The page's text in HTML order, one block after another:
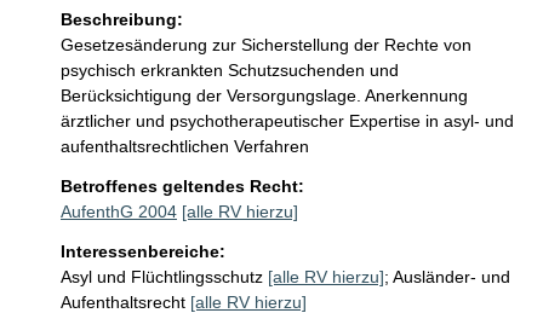
Beschreibung:
Gesetzesänderung zur Sicherstellung der Rechte von
psychisch erkrankten Schutzsuchenden und
Berücksichtigung der Versorgungslage. Anerkennung
ärztlicher und psychotherapeutischer Expertise in asyl- und
aufenthaltsrechtlichen Verfahren
Betroffenes geltendes Recht:
AufenthG 2004 [alle RV hierzu]
Interessenbereiche:
Asyl und Flüchtlingsschutz [alle RV hierzu]; Ausländer- und
Aufenthaltsrecht [alle RV hierzu]